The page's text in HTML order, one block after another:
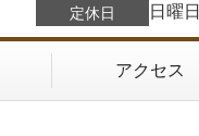
定休日 日曜
アクセス